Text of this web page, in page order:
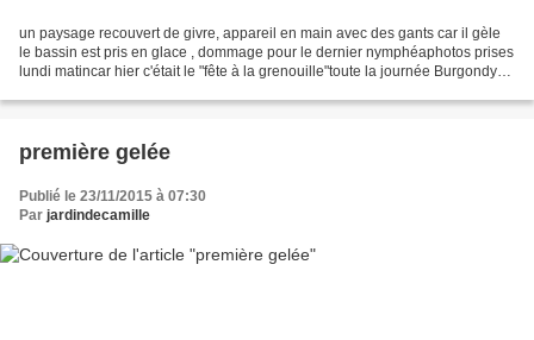
un paysage recouvert de givre, appareil en main avec des gants car il gèle
le bassin est pris en glace , dommage pour le dernier nymphéaphotos prises
lundi matincar hier c'était le "fête à la grenouille"toute la journée Burgondy
première gelée
Publié le 23/11/2015 à 07:30
Par jardindecamille